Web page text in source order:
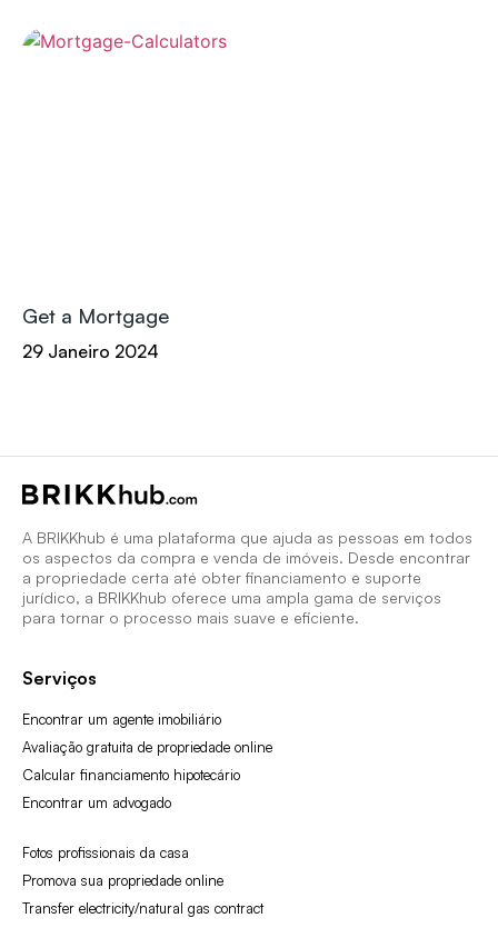
Get a Mortgage
29 Janeiro 2024
A BRIKKhub é uma plataforma que ajuda as pessoas em todos
os aspectos da compra e venda de imóveis. Desde encontrar
a propriedade certa até obter financiamento e suporte
jurídico, a BRIKKhub oferece uma ampla gama de serviços
para tornar o processo mais suave e eficiente.
Serviços
Encontrar um agente imobiliário
Avaliação gratuita de propriedade online
Calcular financiamento hipotecário
Encontrar um advogado
Fotos profissionais da casa
Promova sua propriedade online
Transfer electricity/natural gas contract